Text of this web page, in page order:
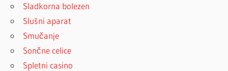
Sladkorna bolezen
Slušni aparat
Smučanje
Sončne celice
Spletni casino